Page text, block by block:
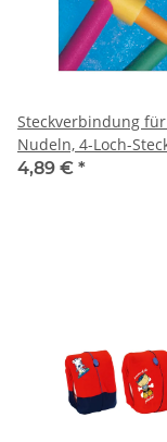
Steckverbindung für
Nudeln, 4-Loch-
4,89 € *